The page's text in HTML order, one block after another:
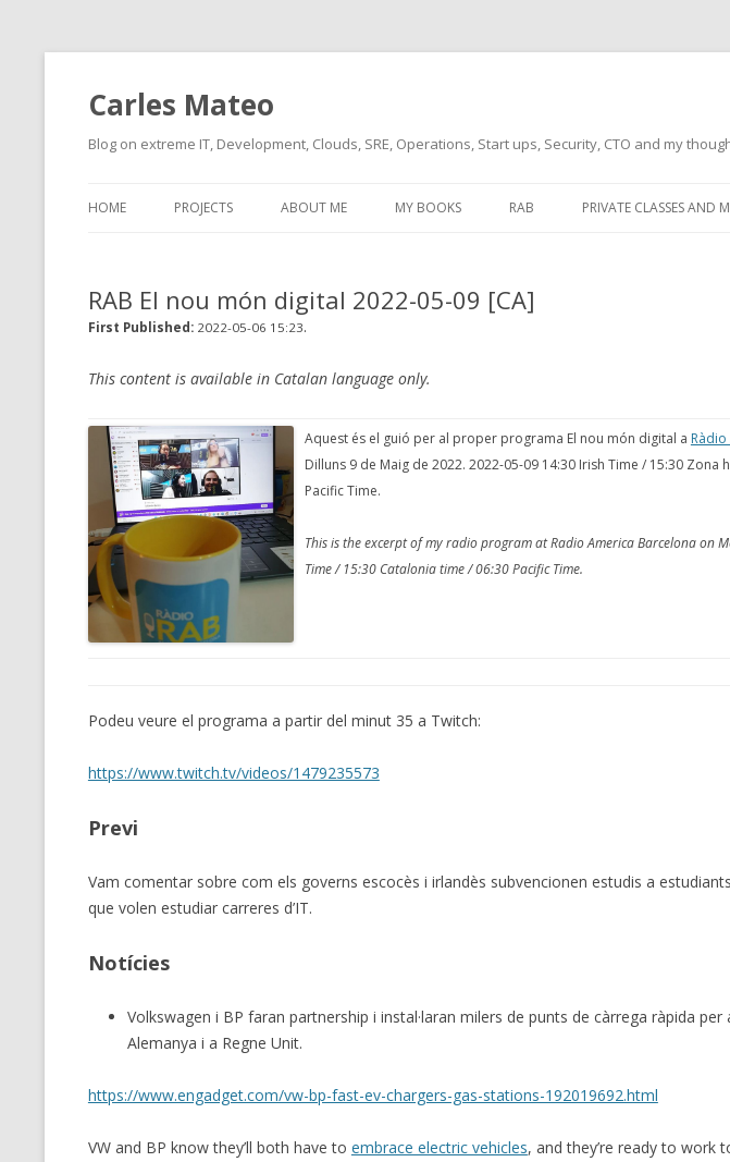
Carles Mateo
Blog on extreme IT, Development, Clouds, SRE, Operations, Start ups, Security, CTO and my
HOME PROJECTS
CASSANDRA UNIVERSAL DRIVER
CLIPTYPE (CLIPBOARD KEYBOARD
TYPE EMULATION)
INTO MEMORY THEN REPLACE
THE ORIGINALS BY ITS GZIP
OLD-PROJECTS
ABOUT ME
CLOUD ARCHITECT
FOOD I LOVE
MOVIES I SAW
(RECOMMENDATIONS)
VIDEOGAMES I PLAYED
WHO AM I (OLD LONG VERSION)
MY BOOKS RAB PRIVATE CLASSES AND
RAB El nou món digital 2022-05-09 [CA]
First Published: 2022-05-06 15:23.
This content is available in Catalan language only.
Aquest és el guió per al proper programa El nou món digital a
Dilluns 9 de Maig de 2022. 2022-05-09 14:30 Irish Time / 15:30 Zona
Pacific Time.
This is the excerpt of my radio program at Radio America Barcelona on
Time / 15:30 Catalonia time / 06:30 Pacific Time.
Podeu veure el programa a partir del minut 35 a Twitch:
https://www.twitch.tv/videos/1479235573
Previ
Vam comentar sobre com els governs escocès i irlandès subvencionen estudis a
que volen estudiar carreres d’IT.
Notícies
Volkswagen i BP faran partnership i instal·laran milers de punts de càrrega ràpida per
Alemanya i a Regne Unit.
https://www.engadget.com/vw-bp-fast-ev-chargers-gas-stations-192019692.html
VW and BP know they’ll both have to embrace electric vehicles, and they’re ready to work